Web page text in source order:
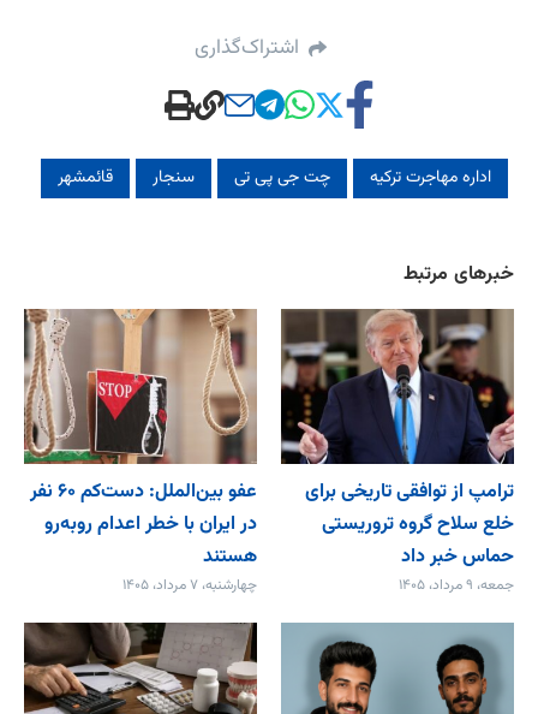
اشتراک‌گذاری
اداره مهاجرت ترکیه چت جی پی تی سنجار قائمشهر
خبرهای مرتبط
ترامپ از توافقی تاریخی برای
خلع ‌سلاح گروه تروریستی
حماس خبر داد
جمعه، ۹ مرداد، ۱۴۰۵
عفو بین‌الملل: دست‌کم ۶۰ نفر
در ایران با خطر اعدام روبه‌رو
هستند
چهارشنبه، ۷ مرداد، ۱۴۰۵